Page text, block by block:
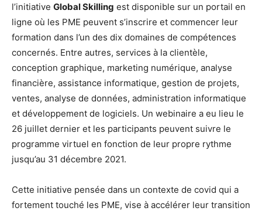
l’initiative Global Skilling est disponible sur un portail en
ligne où les PME peuvent s’inscrire et commencer leur
formation dans l’un des dix domaines de compétences
concernés. Entre autres, services à la clientèle,
conception graphique, marketing numérique, analyse
financière, assistance informatique, gestion de projets,
ventes, analyse de données, administration informatique
et développement de logiciels. Un webinaire a eu lieu le
26 juillet dernier et les participants peuvent suivre le
programme virtuel en fonction de leur propre rythme
jusqu’au 31 décembre 2021.
Cette initiative pensée dans un contexte de covid qui a
fortement touché les PME, vise à accélérer leur transition